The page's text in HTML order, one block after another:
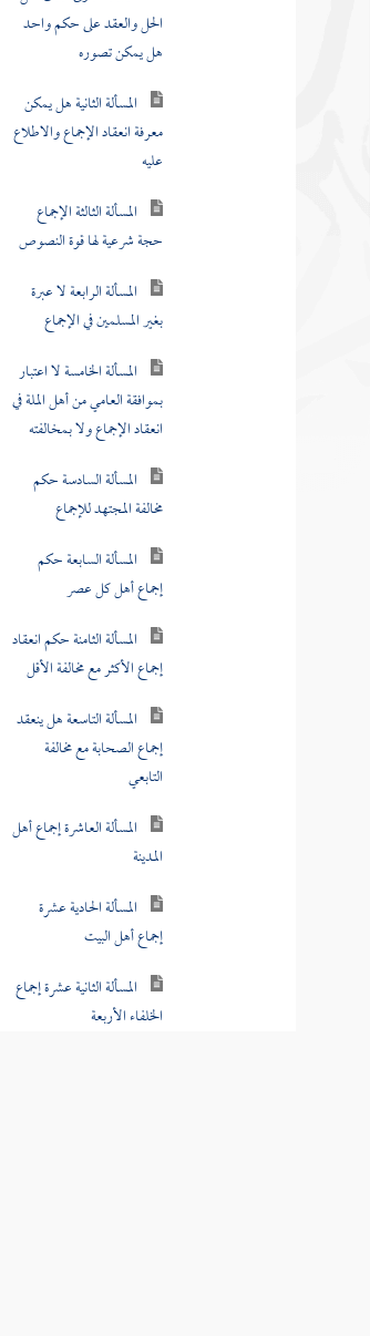
عليه
حجة شرعية لها قوة النصوص
بغير المسلمين في الإجماع
المسألة الخامسة لا اعتبار
بموافقة العامي من أهل الملة في
انعقاد الإجماع ولا بمخالفته
مخالفة المجتهد للإجماع
المسألة السابعة حكم
إجماع أهل كل عصر
المسألة الثامنة حكم انعقاد
إجماع الأكثر مع مخالفة الأقل
المسألة التاسعة هل ينعقد
إجماع الصحابة مع مخالفة
التابعي
المدينة
المسألة الحادية عشرة
إجماع أهل البيت
المسألة الثانية عشرة إجماع
الخلفاء الأربعة
المسألة الثالثة عشرة
اشتراط عدد التواتر في الإجماع
المسألة الرابعة عشرة